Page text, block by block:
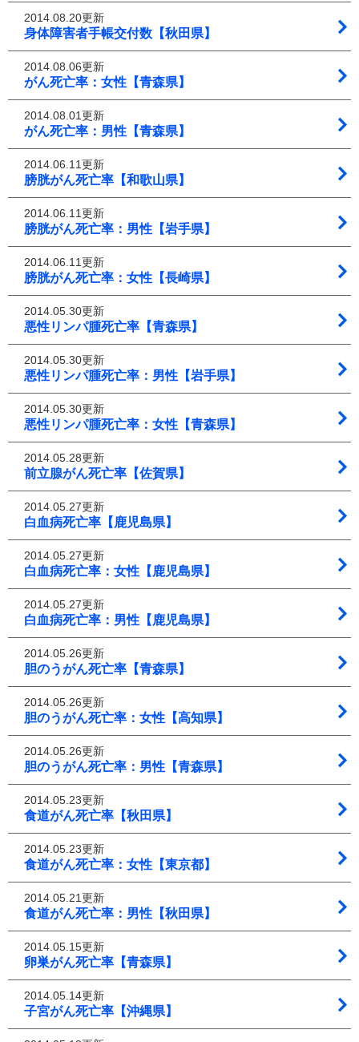
2014.08.20更新
身体障害者手帳交付数【秋田県】
2014.08.06更新
がん死亡率：女性【青森県】
2014.08.01更新
がん死亡率：男性【青森県】
2014.06.11更新
膀胱がん死亡率【和歌山県】
2014.06.11更新
膀胱がん死亡率：男性【岩手県】
2014.06.11更新
膀胱がん死亡率：女性【長崎県】
2014.05.30更新
悪性リンパ腫死亡率【青森県】
2014.05.30更新
悪性リンパ腫死亡率：男性【岩手県】
2014.05.30更新
悪性リンパ腫死亡率：女性【青森県】
2014.05.28更新
前立腺がん死亡率【佐賀県】
2014.05.27更新
白血病死亡率【鹿児島県】
2014.05.27更新
白血病死亡率：女性【鹿児島県】
2014.05.27更新
白血病死亡率：男性【鹿児島県】
2014.05.26更新
胆のうがん死亡率【青森県】
2014.05.26更新
胆のうがん死亡率：女性【高知県】
2014.05.26更新
胆のうがん死亡率：男性【青森県】
2014.05.23更新
食道がん死亡率【秋田県】
2014.05.23更新
食道がん死亡率：女性【東京都】
2014.05.21更新
食道がん死亡率：男性【秋田県】
2014.05.15更新
卵巣がん死亡率【青森県】
2014.05.14更新
子宮がん死亡率【沖縄県】